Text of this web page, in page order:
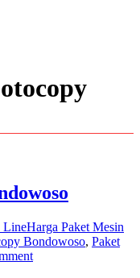
LineHarga Paket Mesin
Bondowoso, Paket